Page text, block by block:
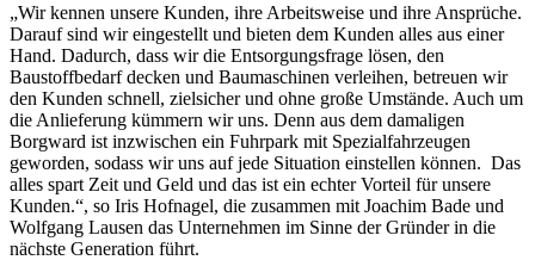
„Wir kennen unsere Kunden, ihre Arbeitsweise und ihre Ansprüche.
Darauf sind wir eingestellt und bieten dem Kunden alles aus einer
Hand. Dadurch, dass wir die Entsorgungsfrage lösen, den
Baustoffbedarf decken und Baumaschinen verleihen, betreuen wir
den Kunden schnell, zielsicher und ohne große Umstände. Auch um
die Anlieferung kümmern wir uns. Denn aus dem damaligen
Borgward ist inzwischen ein Fuhrpark mit Spezialfahrzeugen
geworden, sodass wir uns auf jede Situation einstellen können. Das
alles spart Zeit und Geld und das ist ein echter Vorteil für unsere
Kunden.“, so Iris Hofnagel, die zusammen mit Joachim Bade und
Wolfgang Lausen das Unternehmen im Sinne der Gründer in die
nächste Generation führt.